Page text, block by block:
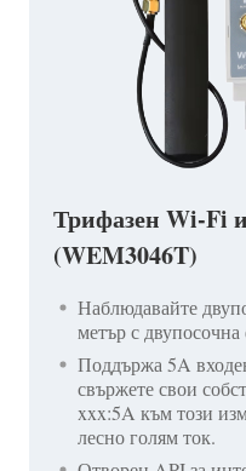
Трифазен Wi-Fi
(WEM3046T)
Наблюдавайте
метър с
Поддържа 5A
свържете свои
xxx:5A към този
лесно голям ток.